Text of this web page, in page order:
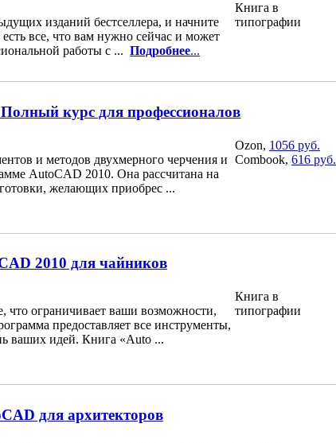
изданий бестселлера, и начните
все, что вам нужно сейчас и может
работы с ... Подробнее...
Книга в
типографии
курс для профессионалов
и методов двухмерного черчения и
AutoCAD 2010. Она рассчитана на
желающих приобрес ...
Ozon, 1056 руб.
Combook, 616 руб.
2010 для чайников
что ограничивает ваши возможности,
предоставляет все инструменты,
ваших идей. Книга «Auto ...
Книга в
типографии
для архитекторов